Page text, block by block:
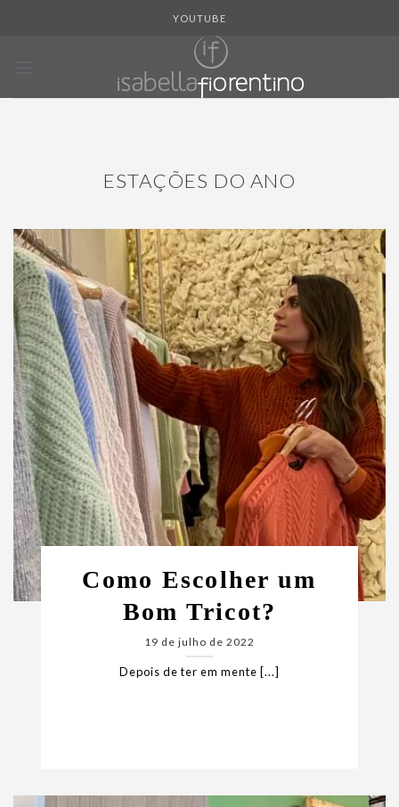
YOUTUBE
ESTAÇÕES DO ANO
Como Escolher um
Bom Tricot?
19 de julho de 2022
Depois de ter em mente [...]